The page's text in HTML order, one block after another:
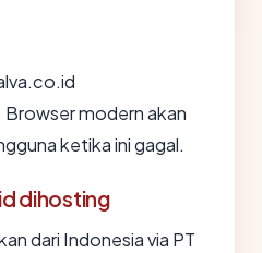
modern akan
ketika ini gagal.
dihosting
dari Indonesia via PT